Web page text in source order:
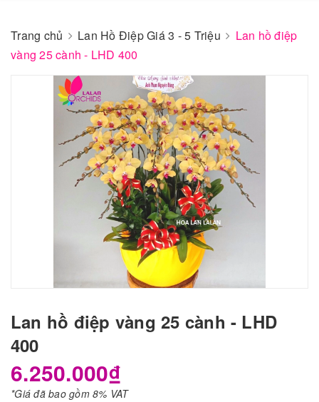
Trang chủ Lan Hồ Điệp Giá 3 - 5 Triệu
Lan hồ điệp
vàng 25 cành - LHD 400
Lan hồ điệp vàng 25 cành - LHD
400
6.250.000₫
*Giá đã bao gồm 8% VAT